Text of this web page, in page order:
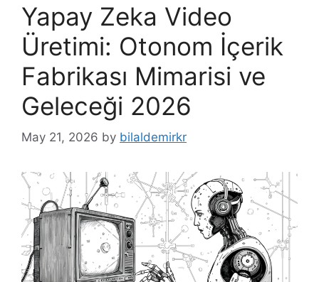
Yapay Zeka Video
Üretimi: Otonom İçerik
Fabrikası Mimarisi ve
Geleceği 2026
May 21, 2026 by bilaldemirkr